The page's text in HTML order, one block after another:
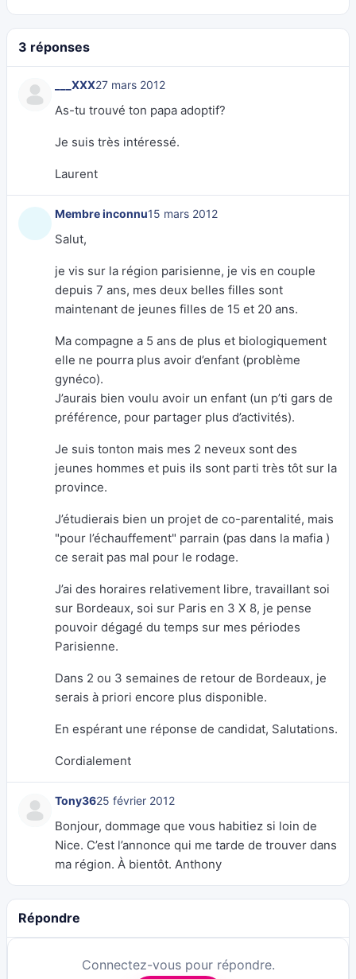
3 réponses
___XXX27 mars 2012
As-tu trouvé ton papa adoptif?
Je suis très intéressé.
Laurent
Membre inconnu15 mars 2012
Salut,
je vis sur la région parisienne, je vis en couple
depuis 7 ans, mes deux belles filles sont
maintenant de jeunes filles de 15 et 20 ans.
Ma compagne a 5 ans de plus et biologiquement
elle ne pourra plus avoir d’enfant (problème
gynéco).
J’aurais bien voulu avoir un enfant (un p’ti gars de
préférence, pour partager plus d’activités).
Je suis tonton mais mes 2 neveux sont des
jeunes hommes et puis ils sont parti très tôt sur la
province.
J’étudierais bien un projet de co-parentalité, mais
"pour l’échauffement" parrain (pas dans la mafia )
ce serait pas mal pour le rodage.
J’ai des horaires relativement libre, travaillant soi
sur Bordeaux, soi sur Paris en 3 X 8, je pense
pouvoir dégagé du temps sur mes périodes
Parisienne.
Dans 2 ou 3 semaines de retour de Bordeaux, je
serais à priori encore plus disponible.
En espérant une réponse de candidat, Salutations.
Cordialement
Tony3625 février 2012
Bonjour, dommage que vous habitiez si loin de
Nice. C’est l’annonce qui me tarde de trouver dans
ma région. À bientôt. Anthony
Répondre
Connectez-vous pour répondre.